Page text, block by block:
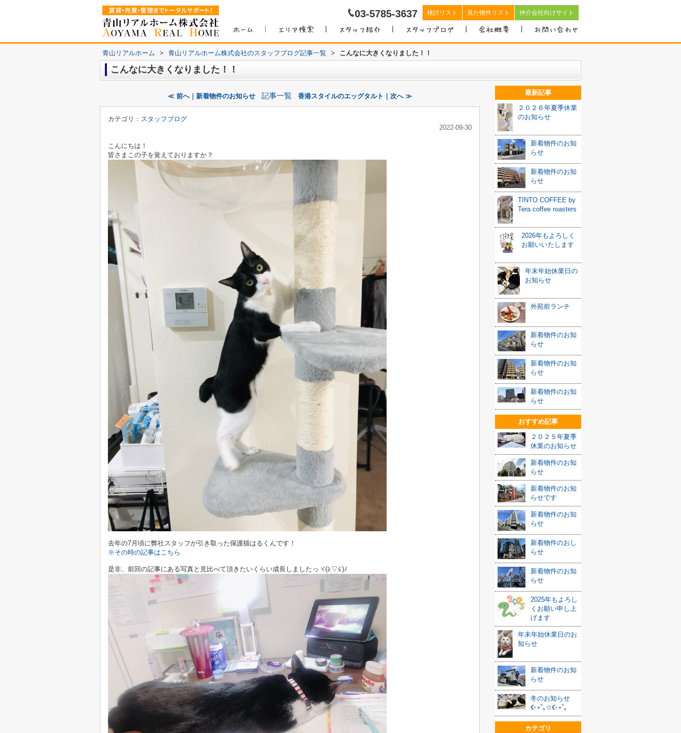
03-5785-3637 検討リスト 見た物件リスト 仲介会社向けサイト
青山リアルホーム > 青山リアルホーム株式会社のスタッフブログ記事一覧 > こんなに大きくなりました！！
こんなに大きくなりました！！
≪ 前へ｜新着物件のお知らせ 記事一覧 香港スタイルのエッグタルト｜次へ ≫
カテゴリ： スタッフブログ
2022-09-30
こんにちは！
皆さまこの子を覚えておりますか？
去年の7月頃に弊社スタッフが引き取った保護猫はるくんです！
※その時の記事はこちら
是非、前回の記事にある写真と見比べて頂きたいくらい成長しましたっヾ(≧▽≦)ﾉ
最新記事
２０２６年夏季休業
のお知らせ
新着物件のお知
らせ
新着物件のお知
らせ
TINTO COFFEE by
Tera coffee roasters
2026年もよろしく
お願いいたします
年末年始休業日の
お知らせ
外苑前ランチ
新着物件のお知
らせ
新着物件のお知
らせ
新着物件のお知
らせ
おすすめ記事
２０２５年夏季
休業のお知らせ
新着物件のお知
らせ
新着物件のお知
らせです
新着物件のお知
らせ
新着物件のおし
らせ
新着物件のお知
らせ
2025年もよろし
くお願い申し上
げます
年末年始休業日のお
知らせ
新着物件のお知
らせ
冬のお知らせ
☪︎⋆˚｡✩☪︎⋆˚｡
カテゴリ